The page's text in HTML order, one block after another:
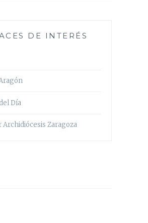
DE INTERÉS
Día
Zaragoza